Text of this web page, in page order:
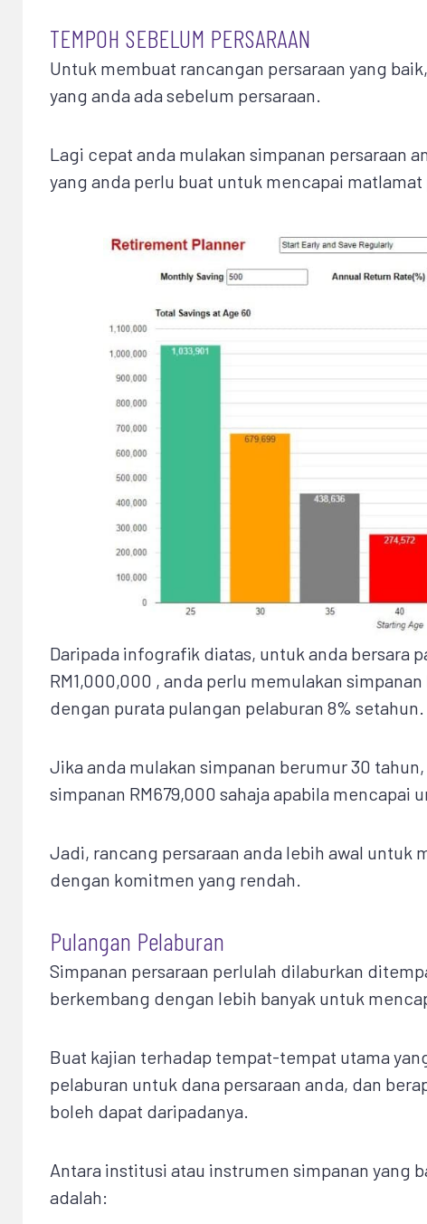
TEMPOH SEBELUM PERSARAAN
Untuk membuat rancangan persaraan yang
yang anda ada sebelum persaraan.
Lagi cepat anda mulakan simpanan persaraan
yang anda perlu buat untuk mencapai matlamat
Daripada infografik diatas, untuk anda bersara
RM1,000,000 , anda perlu memulakan
dengan purata pulangan pelaburan 8% setahun.
Jika anda mulakan simpanan berumur 30
simpanan RM679,000 sahaja apabila mencapai
Jadi, rancang persaraan anda lebih awal untuk
dengan komitmen yang rendah.
Pulangan Pelaburan
Simpanan persaraan perlulah dilaburkan
berkembang dengan lebih banyak untuk
Buat kajian terhadap tempat-tempat utama
pelaburan untuk dana persaraan anda, dan
boleh dapat daripadanya.
Antara institusi atau instrumen simpanan yang
adalah: